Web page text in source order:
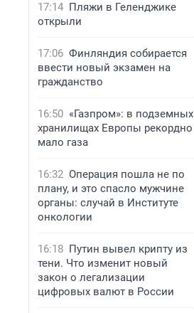
17:14 Пляжи в Геленджике
открыли
17:06 Финляндия собирается
ввести новый экзамен на
гражданство
16:50 «Газпром»: в подземных
хранилищах Европы рекордно
мало газа
16:32 Операция пошла не по
плану, и это спасло мужчине
органы: случай в Институте
онкологии
16:18 Путин вывел крипту из
тени. Что изменит новый
закон о легализации
цифровых валют в России